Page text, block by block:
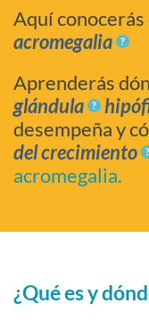
Aquí conocerás
acromegalia
Aprenderás
glándula
desempeña y
del crecimiento
acromegalia.
¿Qué es y